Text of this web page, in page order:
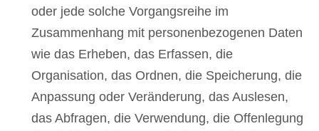
oder jede solche Vorgangsreihe im
Zusammenhang mit personenbezogenen Daten
wie das Erheben, das Erfassen, die
Organisation, das Ordnen, die Speicherung, die
Anpassung oder Veränderung, das Auslesen,
das Abfragen, die Verwendung, die Offenlegung